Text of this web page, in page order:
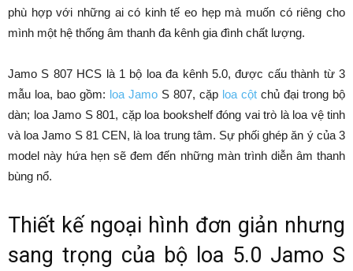
phù hợp với những ai có kinh tế eo hẹp mà muốn có riêng cho
mình một hệ thống âm thanh đa kênh gia đình chất lượng.
Jamo S 807 HCS là 1 bộ loa đa kênh 5.0, được cấu thành từ 3
mẫu loa, bao gồm: loa Jamo S 807, cặp loa cột chủ đại trong bộ
dàn; loa Jamo S 801, cặp loa bookshelf đóng vai trò là loa vệ tinh
và loa Jamo S 81 CEN, là loa trung tâm. Sự phối ghép ăn ý của 3
model này hứa hẹn sẽ đem đến những màn trình diễn âm thanh
bùng nổ.
Thiết kế ngoại hình đơn giản nhưng
sang trọng của bộ loa 5.0 Jamo S